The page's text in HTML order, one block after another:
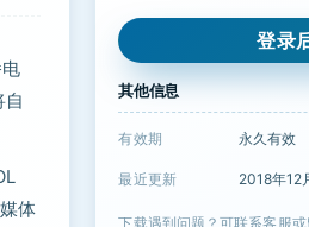
体
登录
其他信息
有效期 永久有效
最近更新 2018年12
下载遇到问题？可联系客服